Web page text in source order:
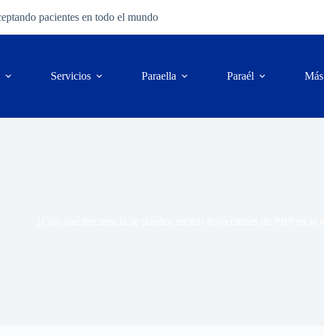
pacientes en todo el mundo
Servicios Paraella Paraél Más